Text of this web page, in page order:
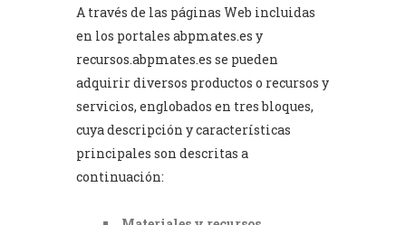
A través de las páginas Web incluidas
en los portales abpmates.es y
recursos.abpmates.es se pueden
adquirir diversos productos o recursos y
servicios, englobados en tres bloques,
cuya descripción y características
principales son descritas a
continuación: